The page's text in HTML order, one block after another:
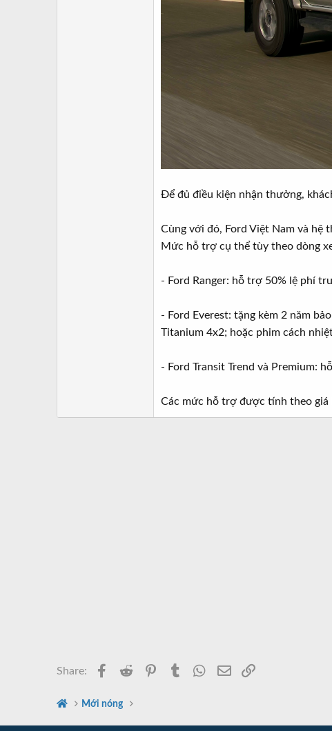
Để đủ điều kiện nhận thưởng,
Cùng với đó, Ford Việt Nam và
Mức hỗ trợ cụ thể tùy theo dòng
- Ford Ranger: hỗ trợ 50% lệ phí
- Ford Everest: tặng kèm 2 năm
Titanium 4x2; hoặc phim cách
- Ford Transit Trend và Premium:
Các mức hỗ trợ được tính theo giá
Share: Facebook
Reddit Pinterest
Tumblr WhatsApp
Email
Mới nóng